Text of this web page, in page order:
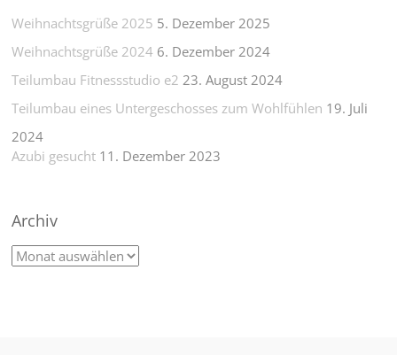
Weihnachtsgrüße 2025 5. Dezember 2025
Weihnachtsgrüße 2024 6. Dezember 2024
Teilumbau Fitnessstudio e2 23. August 2024
Teilumbau eines Untergeschosses zum Wohlfühlen 19. Juli
2024
Azubi gesucht 11. Dezember 2023
Archiv